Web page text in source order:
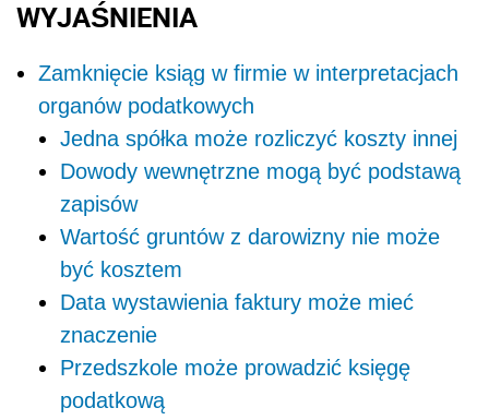
WYJAŚNIENIA
Zamknięcie ksiąg w firmie w interpretacjach
organów podatkowych
Jedna spółka może rozliczyć koszty innej
Dowody wewnętrzne mogą być podstawą
zapisów
Wartość gruntów z darowizny nie może
być kosztem
Data wystawienia faktury może mieć
znaczenie
Przedszkole może prowadzić księgę
podatkową